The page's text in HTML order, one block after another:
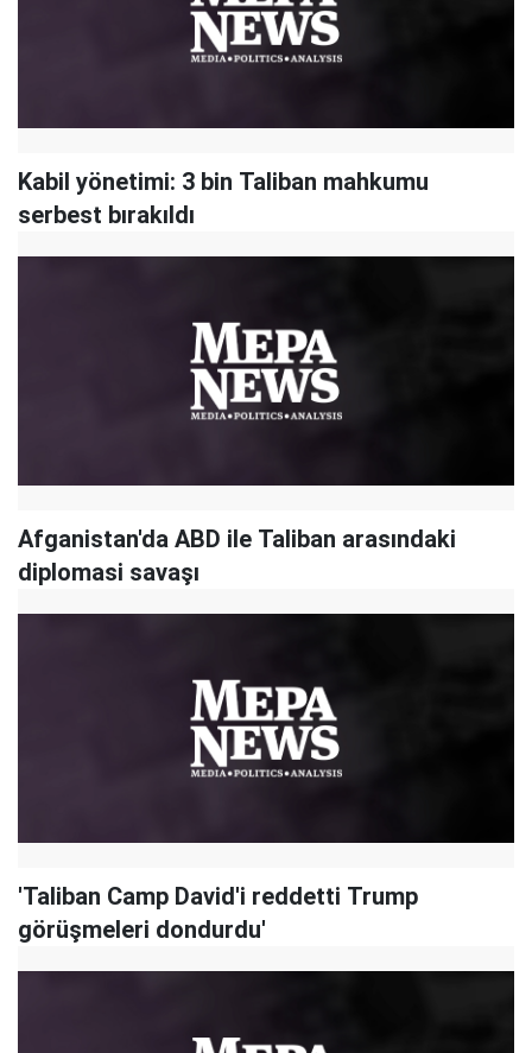
Kabil yönetimi: 3 bin Taliban mahkumu
serbest bırakıldı
Afganistan'da ABD ile Taliban arasındaki
diplomasi savaşı
'Taliban Camp David'i reddetti Trump
görüşmeleri dondurdu'